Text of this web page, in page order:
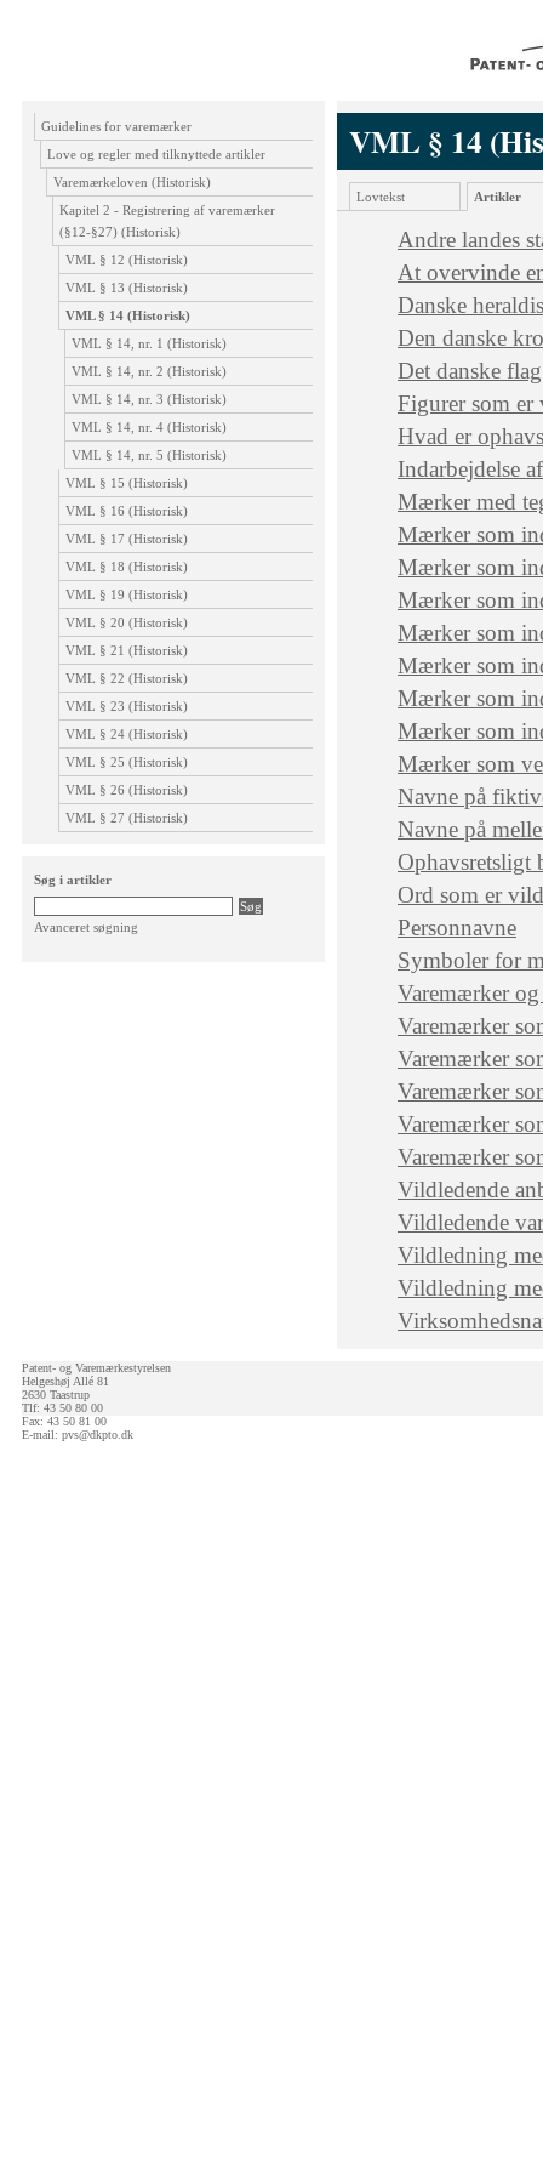
Guidelines for varemærker
Love og regler med tilknyttede artikler
Varemærkeloven (Historisk)
Kapitel 2 - Registrering af varemærker
(§12-§27) (Historisk)
VML § 12 (Historisk)
VML § 13 (Historisk)
VML § 14 (Historisk)
VML § 14, nr. 1 (Historisk)
VML § 14, nr. 2 (Historisk)
VML § 14, nr. 3 (Historisk)
VML § 14, nr. 4 (Historisk)
VML § 14, nr. 5 (Historisk)
VML § 15 (Historisk)
VML § 16 (Historisk)
VML § 17 (Historisk)
VML § 18 (Historisk)
VML § 19 (Historisk)
VML § 20 (Historisk)
VML § 21 (Historisk)
VML § 22 (Historisk)
VML § 23 (Historisk)
VML § 24 (Historisk)
VML § 25 (Historisk)
VML § 26 (Historisk)
VML § 27 (Historisk)
Søg i artikler
Avanceret søgning
VML § 14
Lovtekst Artikler
Andre landes
At overvinde
Danske
Den danske
Det danske flag
Figurer som er
Hvad er
Indarbejdelse
Mærker med
Mærker som
Mærker som
Mærker som
Mærker som
Mærker som
Mærker som
Mærker som
Mærker som
Navne på
Navne på
Ophavsretsligt
Ord som er
Personnavne
Symboler for
Varemærker
Varemærker
Varemærker
Varemærker
Varemærker
Varemærker
Vildledende
Vildledende
Vildledning
Vildledning
Patent- og Varemærkestyrelsen
Helgeshøj Allé 81
2630 Taastrup
Tlf: 43 50 80 00
Fax: 43 50 81 00
E-mail: pvs@dkpto.dk